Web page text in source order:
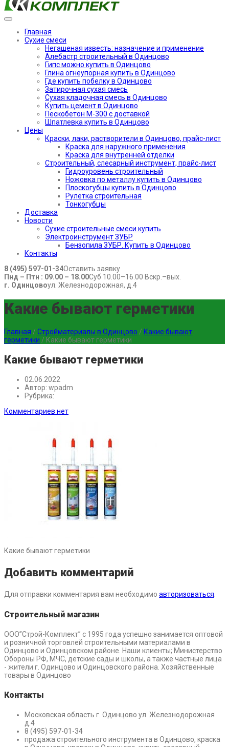
Главная
Сухие смеси
Негашеная известь: назначение и применение
Алебастр строительный в Одинцово
Гипс можно купить в Одинцово
Глина огнеупорная купить в Одинцово
Где купить побелку в Одинцово
Затирочная сухая смесь
Сухая кладочная смесь в Одинцово
Купить цемент в Одинцово
Пескобетон М-300 с доставкой
Шпатлевка купить в Одинцово
Цены
Краски, лаки, растворители в Одинцово, прайс-лист
Краска для наружного применения
Краска для внутренней отделки
Строительный, слесарный инструмент, прайс-лист
Гидроуровень строительный
Ножовка по металлу купить в Одинцово
Плоскогубцы купить в Одинцово
Рулетка строительная
Тонкогубцы
Доставка
Новости
Сухие строительные смеси купить
Электроинструмент ЗУБР
Бензопила ЗУБР. Купить в Одинцово
Контакты
8 (495) 597-01-34Оставить заявку
Пнд – Птн : 09.00 – 18.00Суб 10.00–16.00 Вскр.–вых.
г. Одинцовоул. Железнодорожная, д.4
Какие бывают герметики
Главная / Стройматериалы в Одинцово / Какие бывают
герметики / Какие бывают герметики
Какие бывают герметики
02.06.2022
Автор: wpadm
Рубрика:
Комментариев нет
Какие бывают герметики
Добавить комментарий
Для отправки комментария вам необходимо авторизоваться.
Строительный магазин
ООО”Строй-Комплект” с 1995 года успешно занимается оптовой
и розничной торговлей строительными материалами в
Одинцово и Одинцовском районе. Наши клиенты; Министерство
Обороны РФ, МЧС, детские сады и школы, а также частные лица
- жители г. Одинцово и Одинцовского района. Хозяйственные
товары в Одинцово
Контакты
Московская область г. Одинцово ул. Железнодорожная
д.4
8 (495) 597-01-34
продажа строительного инструмента в Одинцово, краска